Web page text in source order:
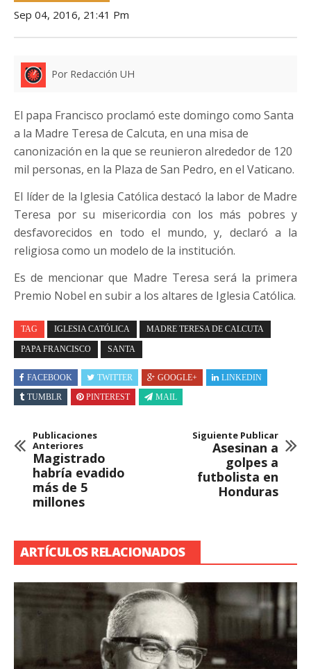
Sep 04, 2016, 21:41 Pm
Por Redacción UH
El papa Francisco proclamó este domingo como Santa
a la Madre Teresa de Calcuta, en una misa de
canonización en la que se reunieron alrededor de 120
mil personas, en la Plaza de San Pedro, en el Vaticano.
El líder de la Iglesia Católica destacó la labor de Madre
Teresa por su misericordia con los más pobres y
desfavorecidos en todo el mundo, y, declaró a la
religiosa como un modelo de la institución.
Es de mencionar que Madre Teresa será la primera
Premio Nobel en subir a los altares de Iglesia Católica.
TAG IGLESIA CATÓLICA MADRE TERESA DE CALCUTA
PAPA FRANCISCO SANTA
FACEBOOK TWITTER GOOGLE+
LINKEDIN
TUMBLR
PINTEREST MAIL
Publicaciones
Anteriores
Magistrado
habría evadido
más de 5
millones
Siguiente Publicar
Asesinan a
golpes a
futbolista en
Honduras
ARTÍCULOS RELACIONADOS